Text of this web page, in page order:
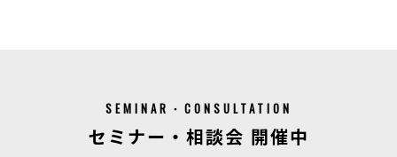
SEMINAR・CONSULTATION
セミナー・相談会 開催中